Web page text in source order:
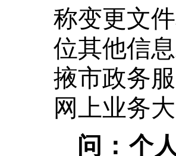
称变更文
位其他信
掖市政务
网上业务
问：个